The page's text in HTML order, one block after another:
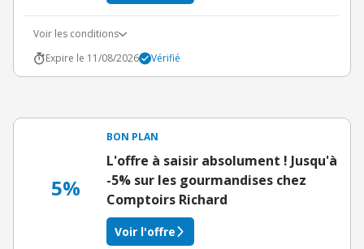
Voir les conditions
Expire le 11/08/2026
Vérifié
5%
BON PLAN
L'offre à saisir absolument ! Jusqu'à
-5% sur les gourmandises chez
Comptoirs Richard
Voir l'offre